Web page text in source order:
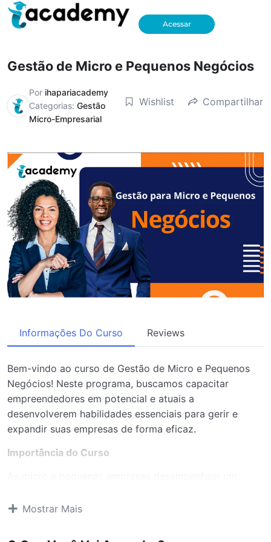
Acessar
Gestão de Micro e Pequenos Negócios
Por ihapariacademy
Categorias: Gestão
Micro-Empresarial
Wishlist Compartilhar
Informações Do Curso Reviews
Bem-vindo ao curso de Gestão de Micro e Pequenos
Negócios! Neste programa, buscamos capacitar
empreendedores em potencial e atuais a
desenvolverem habilidades essenciais para gerir e
expandir suas empresas de forma eficaz.
Importância do Curso
em desenvolvimento, como Moçambique. Elas são
da inovação e a diversificação da economia. No
Mostrar Mais